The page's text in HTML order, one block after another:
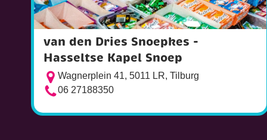
van den Dries Snoepkes -
Hasseltse Kapel Snoep
Wagnerplein 41, 5011 LR, Tilburg
06 27188350